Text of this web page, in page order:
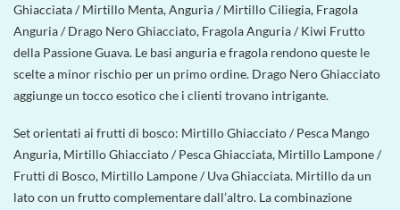
Ghiacciata / Mirtillo Menta, Anguria / Mirtillo Ciliegia, Fragola
Anguria / Drago Nero Ghiacciato, Fragola Anguria / Kiwi Frutto
della Passione Guava. Le basi anguria e fragola rendono queste le
scelte a minor rischio per un primo ordine. Drago Nero Ghiacciato
aggiunge un tocco esotico che i clienti trovano intrigante.
Set orientati ai frutti di bosco: Mirtillo Ghiacciato / Pesca Mango
Anguria, Mirtillo Ghiacciato / Pesca Ghiacciata, Mirtillo Lampone /
Frutti di Bosco, Mirtillo Lampone / Uva Ghiacciata. Mirtillo da un
lato con un frutto complementare dall’altro. La combinazione